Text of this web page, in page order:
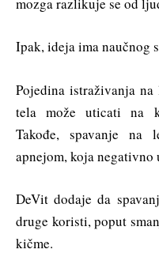
mozga razlikuje se od
Ipak, ideja ima naučnog
Pojedina istraživanja
tela može uticati na
Takođe, spavanje na
apnejom, koja
DeVit dodaje da
druge koristi, poput
kičme.